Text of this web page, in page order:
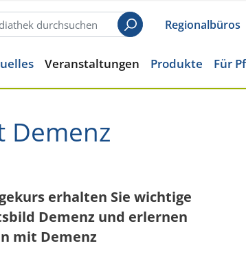
SuchenRegionalbüros
Veranstaltungen Produkte Für
Demenz
erhalten Sie wichtige
Demenz und erlernen
mit Demenz